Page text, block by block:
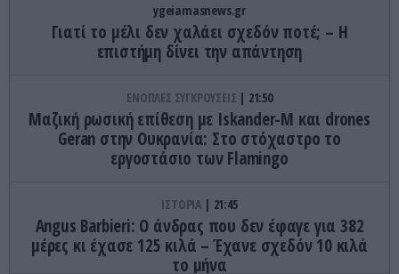
ygeiamasnews.gr
Γιατί το μέλι δεν χαλάει σχεδόν ποτέ; – Η
επιστήμη δίνει την απάντηση
ΕΝΟΠΛΕΣ ΣΥΓΚΡΟΥΣΕΙΣ 21:50
Μαζική ρωσική επίθεση με Iskander-M και drones
Geran στην Ουκρανία: Στο στόχαστρο το
εργοστάσιο των Flamingo
ΙΣΤΟΡΙΑ 21:45
Angus Barbieri: Ο άνδρας που δεν έφαγε για 382
μέρες κι έχασε 125 κιλά – Έχανε σχεδόν 10 κιλά
το μήνα